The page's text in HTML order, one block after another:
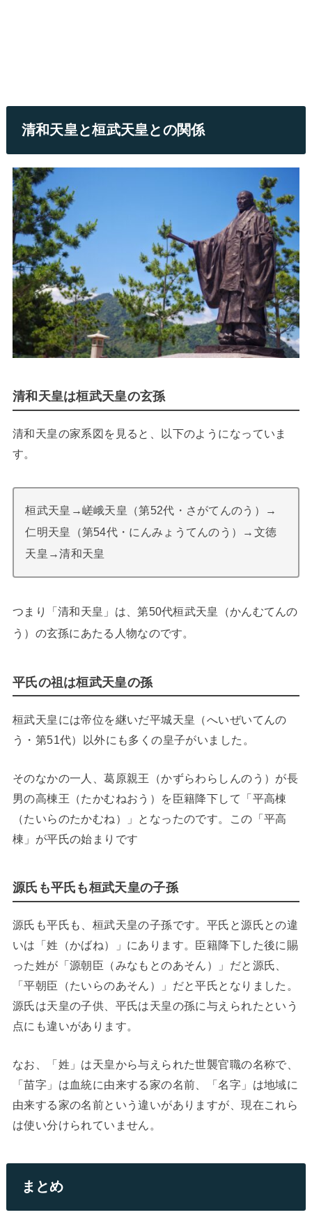
清和天皇と桓武天皇との関係
清和天皇は桓武天皇の玄孫
清和天皇の家系図を見ると、以下のようになっていま
す。
桓武天皇→嵯峨天皇（第52代・さがてんのう）→
仁明天皇（第54代・にんみょうてんのう）→文徳
天皇→清和天皇
つまり「清和天皇」は、第50代桓武天皇（かんむてんの
う）の玄孫にあたる人物なのです。
平氏の祖は桓武天皇の孫
桓武天皇には帝位を継いだ平城天皇（へいぜいてんの
う・第51代）以外にも多くの皇子がいました。
そのなかの一人、葛原親王（かずらわらしんのう）が長
男の高棟王（たかむねおう）を臣籍降下して「平高棟
（たいらのたかむね）」となったのです。この「平高
棟」が平氏の始まりです
源氏も平氏も桓武天皇の子孫
源氏も平氏も、桓武天皇の子孫です。平氏と源氏との違
いは「姓（かばね）」にあります。臣籍降下した後に賜
った姓が「源朝臣（みなもとのあそん）」だと源氏、
「平朝臣（たいらのあそん）」だと平氏となりました。
源氏は天皇の子供、平氏は天皇の孫に与えられたという
点にも違いがあります。
なお、「姓」は天皇から与えられた世襲官職の名称で、
「苗字」は血統に由来する家の名前、「名字」は地域に
由来する家の名前という違いがありますが、現在これら
は使い分けられていません。
まとめ